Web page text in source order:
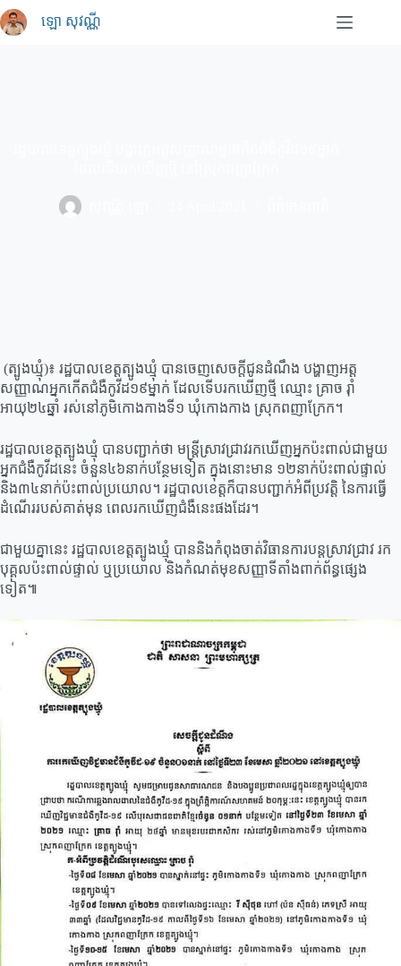
Skip
to
content
ឡោ សុវណ្ណី
(ត្បូងឃ្មុំ)៖ រដ្ឋបាលខេត្តត្បូងឃ្មុំ បានចេញសេចក្ដីជូនដំណឹង បង្ហាញអត្ត
សញ្ញាណអ្នកកើតជំងឺកូវីដ១៩ម្នាក់ ដែលទើបរកឃើញថ្មី ឈ្មោះ គ្រាច រ៉ាំ
អាយុ២៤ឆ្នាំ រស់នៅភូមិកោងកាងទី១ ឃុំកោងកាង ស្រុកពញាក្រែក។
រដ្ឋបាលខេត្តត្បូងឃ្មុំ បានបញ្ជាក់ថា មន្ដ្រីស្រាវជ្រាវរកឃើញអ្នកប៉ះពាល់ជាមួយ
អ្នកជំងឺកូវីដនេះ ចំនួន៤៦នាក់បន្ថែមទៀត ក្នុងនោះមាន ១២នាក់ប៉ះពាល់ផ្ទាល់
និង៣៤នាក់ប៉ះពាល់ប្រយោល។ រដ្ឋបាលខេត្តក៏បានបញ្ជាក់អំពីប្រវត្តិ នៃការធ្វើ
ដំណើររបស់គាត់មុន ពេលរកឃើញជំងឺនេះផងដែរ។
ជាមួយគ្នានេះ រដ្ឋបាលខេត្តត្បូងឃ្មុំ បាននិងកំពុងចាត់វិធានការបន្ដស្រាវជ្រាវ រក
បុគ្គលប៉ះពាល់ផ្ទាល់ ឬប្រយោល និងកំណត់មុខសញ្ញាទីតាំងពាក់ព័ន្ធផ្សេង
ទៀត៕